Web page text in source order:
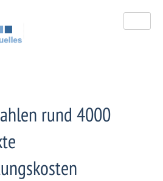
rund 4000